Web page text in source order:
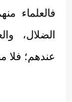
فالعلماء
الضلال،
عندهم؛ فلا